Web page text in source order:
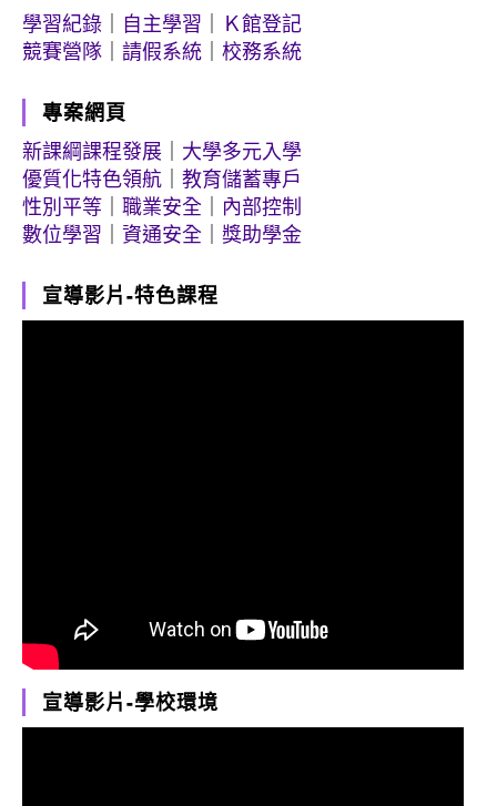
學習紀錄
自主學習
Ｋ館登記
競賽營隊
請假系統 校務系統
專案網頁
新課綱課程發展
大學多元入學
優質化特色領航
教育儲蓄專戶
性別平等
職業安全
內部控制
數位學習
資通安全 獎助學金
宣導影片-特色課程
宣導影片-學校環境